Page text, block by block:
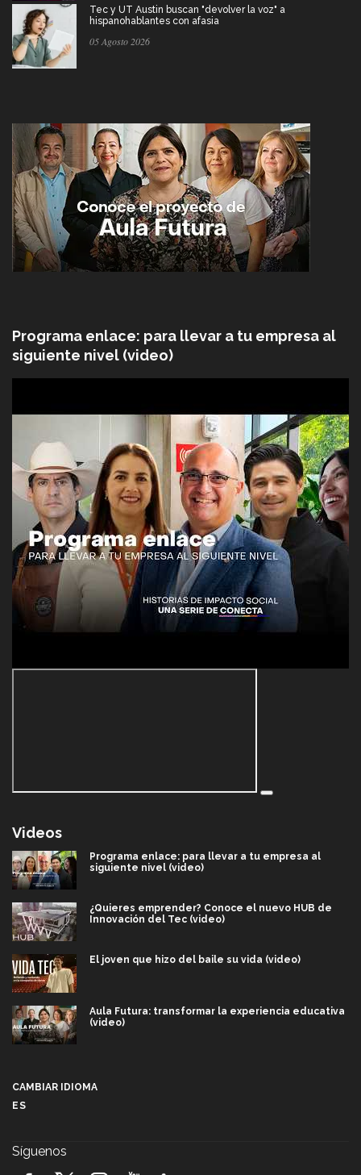
Tec y UT Austin buscan "devolver la voz" a
hispanohablantes con afasia
05 Agosto 2026
Programa enlace: para llevar a tu empresa al
siguiente nivel (video)
Videos
Programa enlace: para llevar a tu empresa al
siguiente nivel (video)
¿Quieres emprender? Conoce el nuevo HUB de
Innovación del Tec (video)
El joven que hizo del baile su vida (video)
Aula Futura: transformar la experiencia educativa
(video)
CAMBIAR IDIOMA
ES
Síguenos